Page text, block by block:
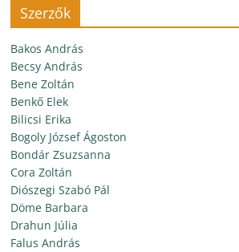
Szerzők
Bakos András
Becsy András
Bene Zoltán
Benkő Elek
Bilicsi Erika
Bogoly József Ágoston
Bondár Zsuzsanna
Cora Zoltán
Diószegi Szabó Pál
Döme Barbara
Drahun Júlia
Falus András